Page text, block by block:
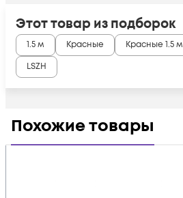
Этот товар из подборок
1.5 м Красные Красные 1.5 м
LSZH
Похожие товары